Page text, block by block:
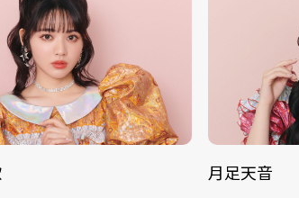
月足天音